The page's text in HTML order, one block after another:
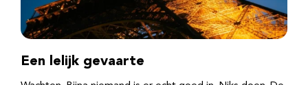
Een lelijk gevaarte